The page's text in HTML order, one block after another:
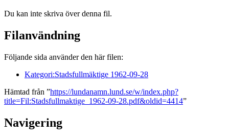
Du kan inte skriva över denna fil.
Filanvändning
Följande sida använder den här filen:
Kategori:Stadsfullmäktige 1962-09-28
Hämtad från ”https://lundanamn.lund.se/w/index.php?
title=Fil:Stadsfullmaktige_1962-09-28.pdf&oldid=4414”
Navigering